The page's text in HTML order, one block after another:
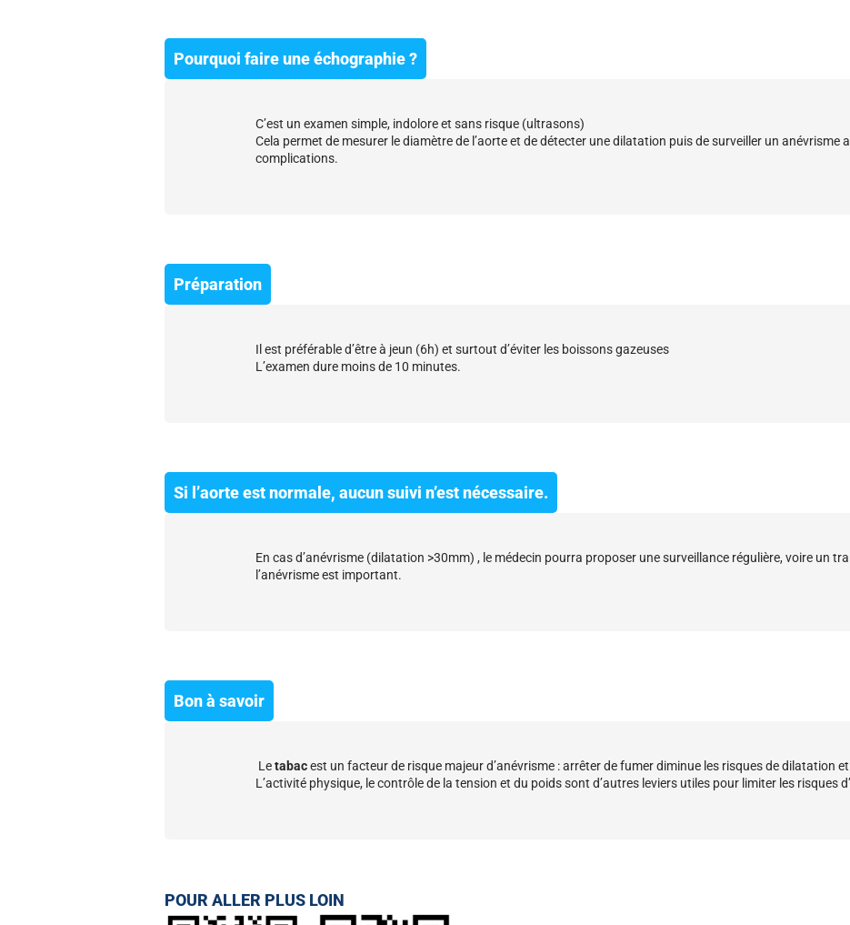
Pourquoi faire une échographie ?
C’est un examen simple, indolore et sans risque (ultrasons)
Cela permet de mesurer le diamètre de l’aorte et de détecter une dilatation puis de surveiller un anévrisme
complications.
Préparation
Il est préférable d’être à jeun (6h) et surtout d’éviter les boissons gazeuses
L’examen dure moins de 10 minutes.
Si l’aorte est normale, aucun suivi n’est nécessaire.
En cas d’anévrisme (dilatation >30mm) , le médecin pourra proposer une surveillance régulière, voire un
l’anévrisme est important.
Bon à savoir
Letabacest un facteur de risque majeur d’anévrisme : arrêter de fumer diminue les risques de dilatation
L’activité physique, le contrôle de la tension et du poids sont d’autres leviers utiles pour limiter les risques
POUR ALLER PLUS LOIN